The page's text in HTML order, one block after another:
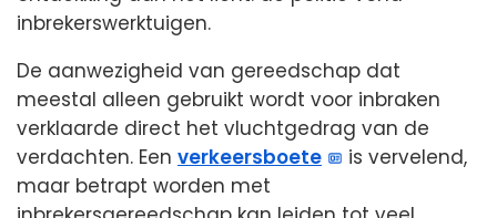
inbrekerswerktuigen.
De aanwezigheid van gereedschap dat
meestal alleen gebruikt wordt voor inbraken
verklaarde direct het vluchtgedrag van de
verdachten. Een verkeersboete
is vervelend,
maar betrapt worden met